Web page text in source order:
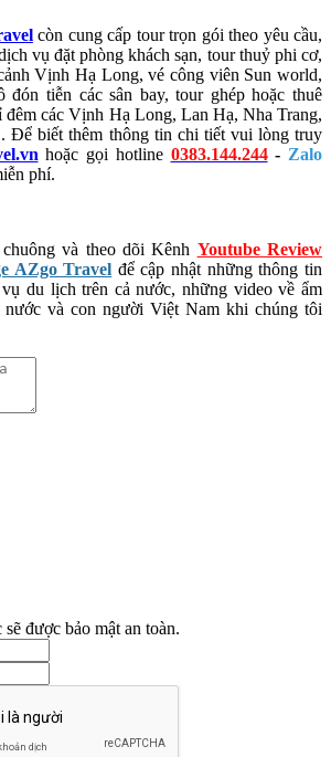
còn cung cấp tour trọn gói theo yêu cầu,
vụ đặt phòng khách sạn, tour thuỷ phi cơ,
Vịnh Hạ Long, vé công viên Sun world,
đón tiễn các sân bay, tour ghép hoặc thuê
đêm các Vịnh Hạ Long, Lan Hạ, Nha Trang,
Để biết thêm thông tin chi tiết vui lòng truy
hoặc gọi hotline 0383.144.244- Zalo
phí.
và theo dõi Kênh Youtube Review
AZgo Travel để cập nhật những thông tin
du lịch trên cả nước, những video về ẩm
nước và con người Việt Nam khi chúng tôi
được bảo mật an toàn.